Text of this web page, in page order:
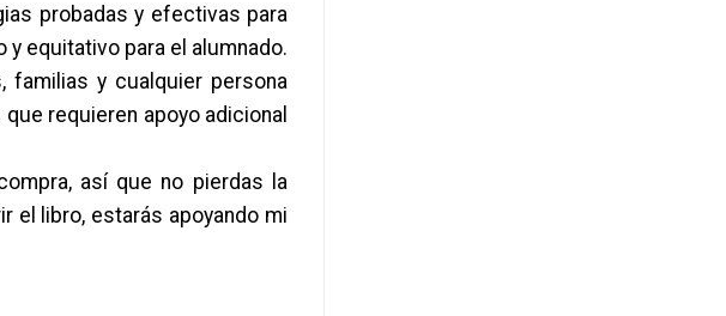
probadas y efectivas para
equitativo para el alumnado.
y cualquier persona
requieren apoyo adicional
así que no pierdas la
el libro, estarás apoyando mi